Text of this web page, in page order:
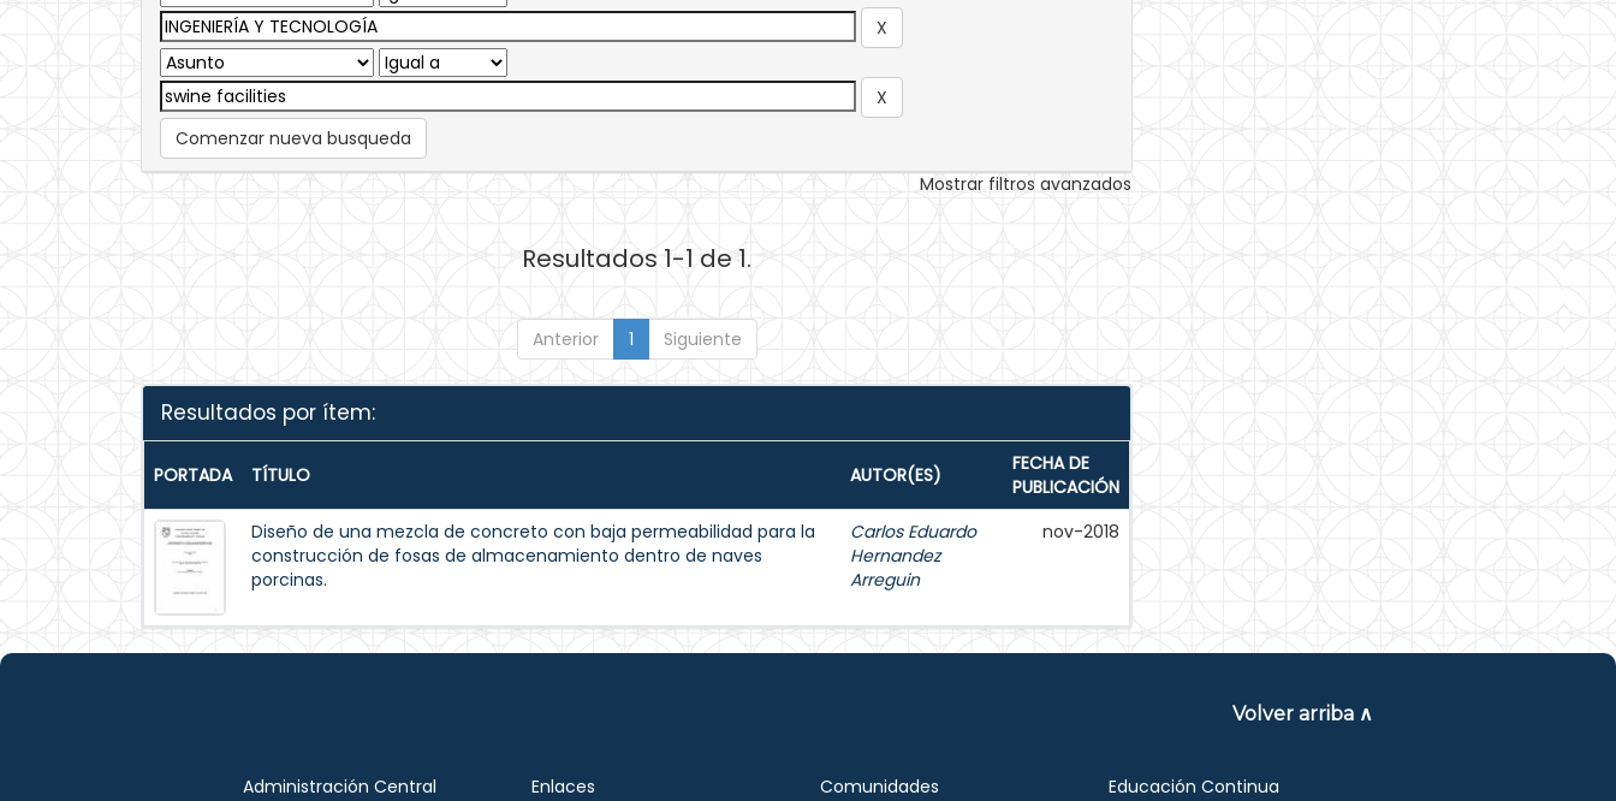
Comenzar nueva busqueda
Mostrar filtros avanzados
Resultados 1-1 de 1.
Anterior 1 Siguiente
Resultados por ítem:
PORTADA TÍTULO AUTOR(ES)
FECHA DE
PUBLICACIÓN
Diseño de una mezcla de concreto con baja permeabilidad para la
construcción de fosas de almacenamiento dentro de naves
porcinas.
Carlos Eduardo
Hernandez
Arreguin
nov-2018
Volver arriba ∧
Administración Central Enlaces Comunidades Educación Continua